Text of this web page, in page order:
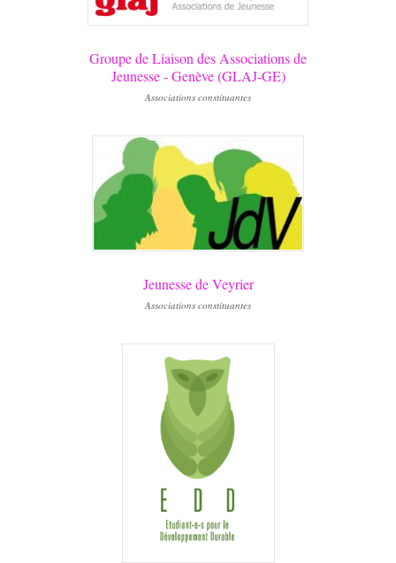
Groupe de Liaison des Associations de
Jeunesse - Genève (GLAJ-GE)
Associations constituantes
Jeunesse de Veyrier
Associations constituantes